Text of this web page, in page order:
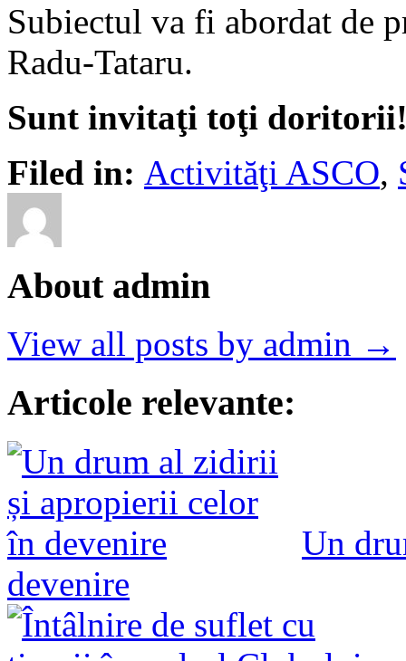
Subiectul va fi abordat de
Radu-Tataru.
Sunt invitaţi toţi
Filed in: Activităţi ASCO,
About admin
View all posts by admin →
Articole relevante:
Un
devenire